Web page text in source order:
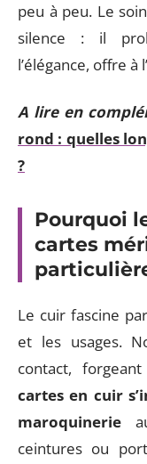
peu à peu. Le
silence : il
l’élégance, offre à
A lire en
rond : quelles
?
Pourquoi
cartes
Le cuir fascine
et les usages.
contact,
cartes en cuir
maroquinerie
ceintures ou